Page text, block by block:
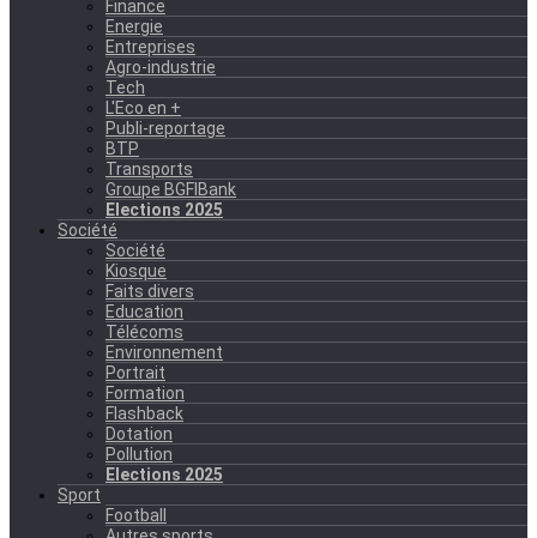
Finance
Energie
Entreprises
Agro-industrie
Tech
L'Eco en +
Publi-reportage
BTP
Transports
Groupe BGFIBank
Elections 2025
Société
Société
Kiosque
Faits divers
Education
Télécoms
Environnement
Portrait
Formation
Flashback
Dotation
Pollution
Elections 2025
Sport
Football